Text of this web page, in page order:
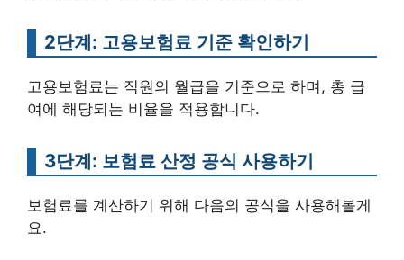
2단계: 고용보험료 기준 확인하기
고용보험료는 직원의 월급을 기준으로 하며, 총 급
여에 해당되는 비율을 적용합니다.
3단계: 보험료 산정 공식 사용하기
보험료를 계산하기 위해 다음의 공식을 사용해볼게
요.